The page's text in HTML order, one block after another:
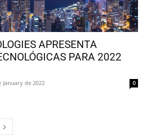
APRESENTA
PARA 2022
January de 2022 0